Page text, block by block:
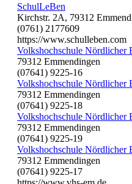
SchulLeBen
Kirchstr. 2A, 79312
(0761) 2177609
https://www.schulleben.com
Volkshochschule Nördlicher
79312 Emmendingen
(07641) 9225-16
Volkshochschule Nördlicher
79312 Emmendingen
(07641) 9225-18
Volkshochschule Nördlicher
79312 Emmendingen
(07641) 9225-19
Volkshochschule Nördlicher
79312 Emmendingen
(07641) 9225-17